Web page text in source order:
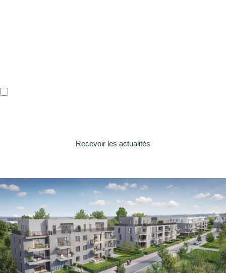
Recevoir les actualités